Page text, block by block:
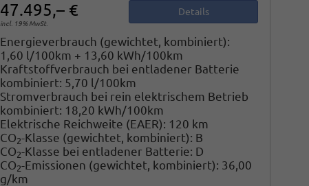
47.495,– €
incl. 19% MwSt.
Details
Energieverbrauch (gewichtet, kombiniert):
1,60 l/100km + 13,60 kWh/100km
Kraftstoffverbrauch bei entladener Batterie
kombiniert: 5,70 l/100km
Stromverbrauch bei rein elektrischem Betrieb
kombiniert: 18,20 kWh/100km
Elektrische Reichweite (EAER): 120 km
CO2-Klasse (gewichtet, kombiniert): B
CO2-Klasse bei entladener Batterie: D
CO2-Emissionen (gewichtet, kombiniert): 36,00
g/km